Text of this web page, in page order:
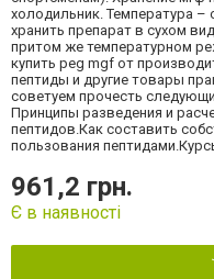
холодильник. Температура
хранить препарат в сухом
притом же температурном
купить peg mgf от
пептиды и другие товары
советуем прочесть
Принципы разведения и
пептидов.Как составить
пользования
961,2 грн.
Є в наявності